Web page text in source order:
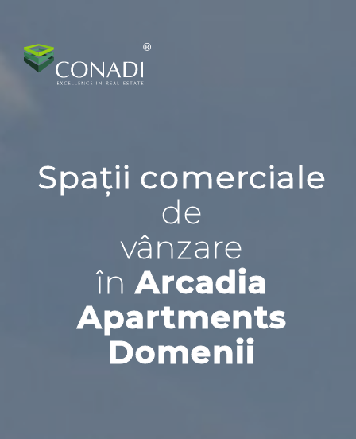
Spații comerciale
de
vânzare
înArcadia
Apartments
Domenii